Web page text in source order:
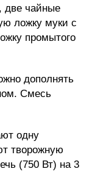
две чайные
ложку муки с
промытого
дополнять
Смесь
одну
творожную
(750 Вт) на 3